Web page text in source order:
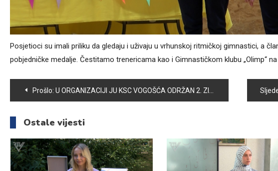
Posjetioci su imali priliku da gledaju i uživaju u vrhunskoj ritmičkoj gimnastici, a
pobjedničke medalje. Čestitamo trenericama kao i Gimnastičkom klubu „Olimp“
Navigacija
članaka
Prošlo: U ORGANIZACIJI JU KSC VOGOŠĆA ODRŽAN 2. ZIMSKI KUP U PLIVANJU ZA DJEVOJČICE I DJEČAKE
Ostale vijesti